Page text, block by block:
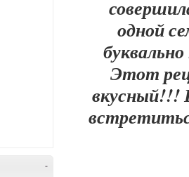
-
одной
Этот
вкусный!!!